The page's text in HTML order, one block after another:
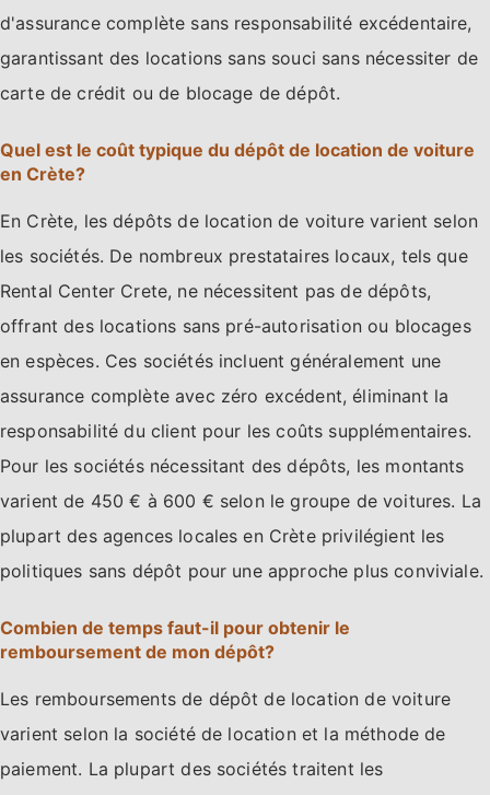
d'assurance complète sans responsabilité excédentaire,
garantissant des locations sans souci sans nécessiter de
carte de crédit ou de blocage de dépôt.
Quel est le coût typique du dépôt de location de voiture
en Crète?
En Crète, les dépôts de location de voiture varient selon
les sociétés. De nombreux prestataires locaux, tels que
Rental Center Crete, ne nécessitent pas de dépôts,
offrant des locations sans pré-autorisation ou blocages
en espèces. Ces sociétés incluent généralement une
assurance complète avec zéro excédent, éliminant la
responsabilité du client pour les coûts supplémentaires.
Pour les sociétés nécessitant des dépôts, les montants
varient de 450 € à 600 € selon le groupe de voitures. La
plupart des agences locales en Crète privilégient les
politiques sans dépôt pour une approche plus conviviale.
Combien de temps faut-il pour obtenir le
remboursement de mon dépôt?
Les remboursements de dépôt de location de voiture
varient selon la société de location et la méthode de
paiement. La plupart des sociétés traitent les